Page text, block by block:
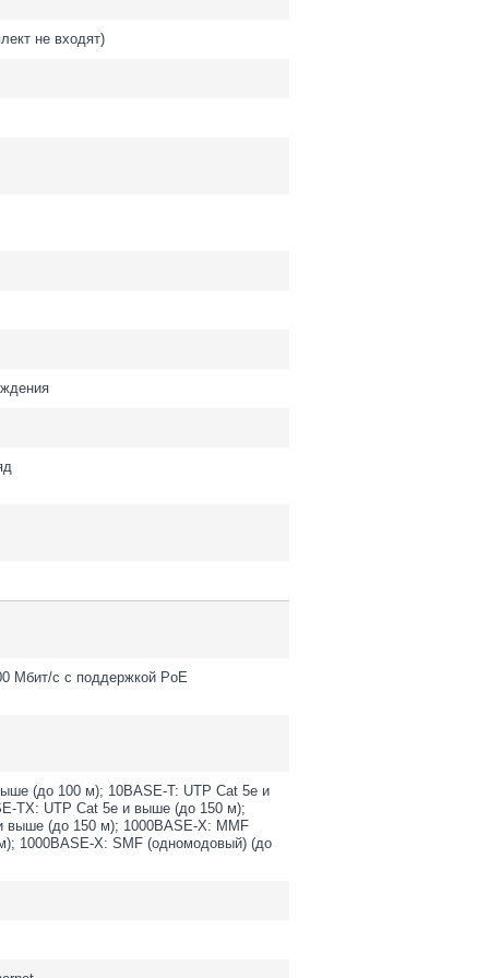
не входят)
Мбит/с c поддержкой PoE
(до 100 м); 10BASE-T: UTP Cat 5e и
TX: UTP Cat 5e и выше (до 150 м);
выше (до 150 м); 1000BASE-X: MMF
1000BASE-X: SMF (одномодовый) (до